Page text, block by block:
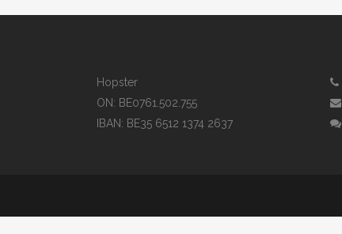
Hopster
ON: BE0761.502.755
IBAN: BE35 6512 1374 2637